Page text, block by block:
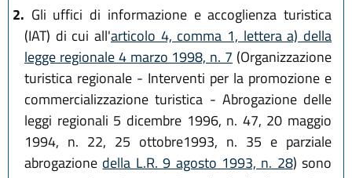
2. Gli uffici di informazione e accoglienza turistica
(IAT) di cui all'articolo 4, comma 1, lettera a) della
legge regionale 4 marzo 1998, n. 7 (Organizzazione
turistica regionale - Interventi per la promozione e
commercializzazione turistica - Abrogazione delle
leggi regionali 5 dicembre 1996, n. 47, 20 maggio
1994, n. 22, 25 ottobre1993, n. 35 e parziale
abrogazione della L.R. 9 agosto 1993, n. 28) sono